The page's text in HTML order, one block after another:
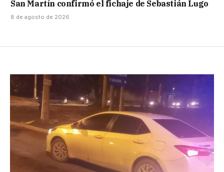
San Martín confirmó el fichaje de Sebastián Lugo
8 de agosto de 2026